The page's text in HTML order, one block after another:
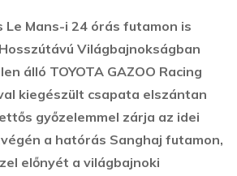
Le Mans-i 24 órás futamon is
Világbajnokságban
álló TOYOTA GAZOO Racing
kiegészült csapata elszántan
győzelemmel zárja az idei
a hatórás Sanghaj futamon,
előnyét a világbajnoki